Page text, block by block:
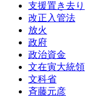
支援置き去り
改正入管法
放火
政府
政治資金
文在寅大統領
文科省
斉藤元彦